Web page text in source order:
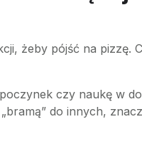
żeby pójść na pizzę.
czy naukę w
do innych,